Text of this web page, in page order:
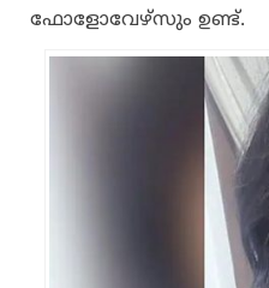
ഫോളോവേഴ്‌സും ഉണ്ട്.